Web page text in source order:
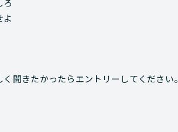
ろ
よ
聞きたかったらエントリーしてください。